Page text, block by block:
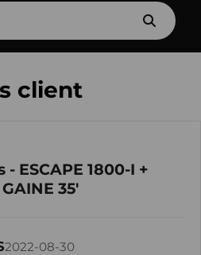
client
ESCAPE 1800-I +
35'
2022-08-30